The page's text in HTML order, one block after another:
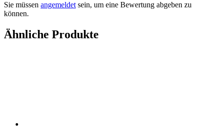
Sie müssen angemeldet sein, um eine Bewertung abgeben zu
können.
Ähnliche Produkte